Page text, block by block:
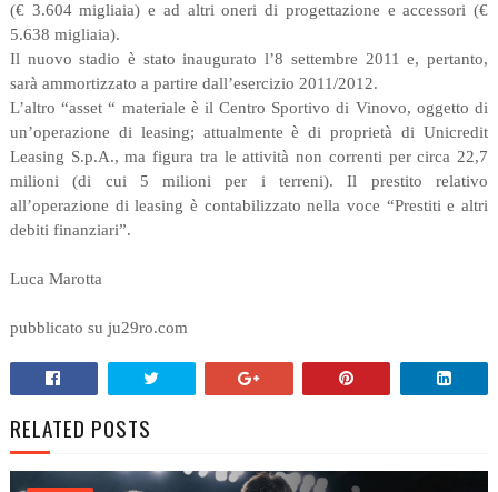
(€ 3.604 migliaia) e ad altri oneri di progettazione e accessori (€
5.638 migliaia).
Il nuovo stadio è stato inaugurato l’8 settembre 2011 e, pertanto,
sarà ammortizzato a partire dall’esercizio 2011/2012.
L’altro “asset “ materiale è il Centro Sportivo di Vinovo, oggetto di
un’operazione di leasing; attualmente è di proprietà di Unicredit
Leasing S.p.A., ma figura tra le attività non correnti per circa 22,7
milioni (di cui 5 milioni per i terreni). Il prestito relativo
all’operazione di leasing è contabilizzato nella voce “Prestiti e altri
debiti finanziari”.
Luca Marotta
pubblicato su ju29ro.com
RELATED POSTS